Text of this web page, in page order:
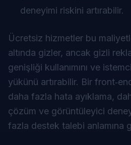
deneyimi riskini artırabilir.
Ücretsiz hizmetler bu
altında gizler, ancak gizli
genişliği kullanımını ve
yükünü artırabilir. Bir
daha fazla hata ayıklama,
çözüm ve görüntüleyici
fazla destek talebi anlamına